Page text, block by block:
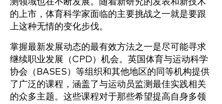
的上市，体育科学家面临的主要挑战之一就是要跟
上这种无情的变化步伐。
掌握最新发展动态的最有效方法之一是尽可能寻求
继续职业发展（CPD）机会。英国体育与运动科学
协会（BASES）等组织和其他地区的同等机构提供
了广泛的课程，涵盖了与运动员监测最佳实践相关
的众多主题。这些课程对于那些希望提高自身多领